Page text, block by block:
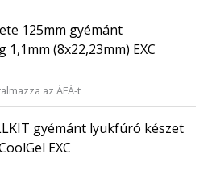
125mm gyémánt
(8x22,23mm) EXC
az ÁFÁ-t
gyémánt lyukfúró készet
EXC